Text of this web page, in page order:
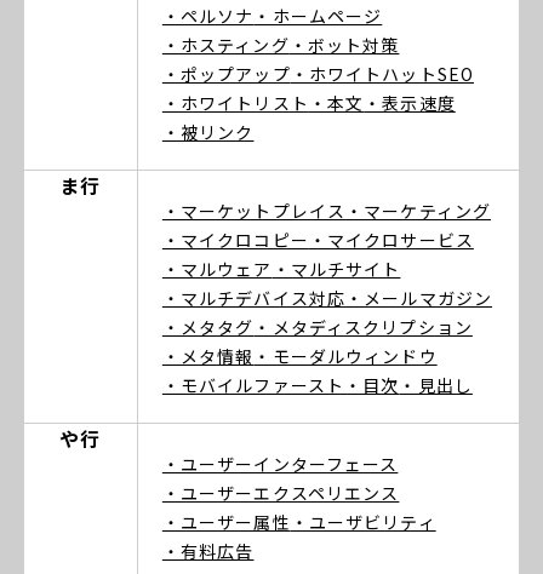
・ペルソナ ・ホームページ
・ホスティング ・ボット対策
・ポップアップ ・ホワイトハットSEO
・ホワイトリスト ・本文 ・表示速度
・被リンク
ま行
・マーケットプレイス ・マーケティング
・マイクロコピー ・マイクロサービス
・マルウェア ・マルチサイト
・マルチデバイス対応 ・メールマガジン
・メタタグ ・メタディスクリプション
・メタ情報 ・モーダルウィンドウ
・モバイルファースト ・目次 ・見出し
や行
・ユーザーインターフェース
・ユーザーエクスペリエンス
・ユーザー属性 ・ユーザビリティ
・有料広告